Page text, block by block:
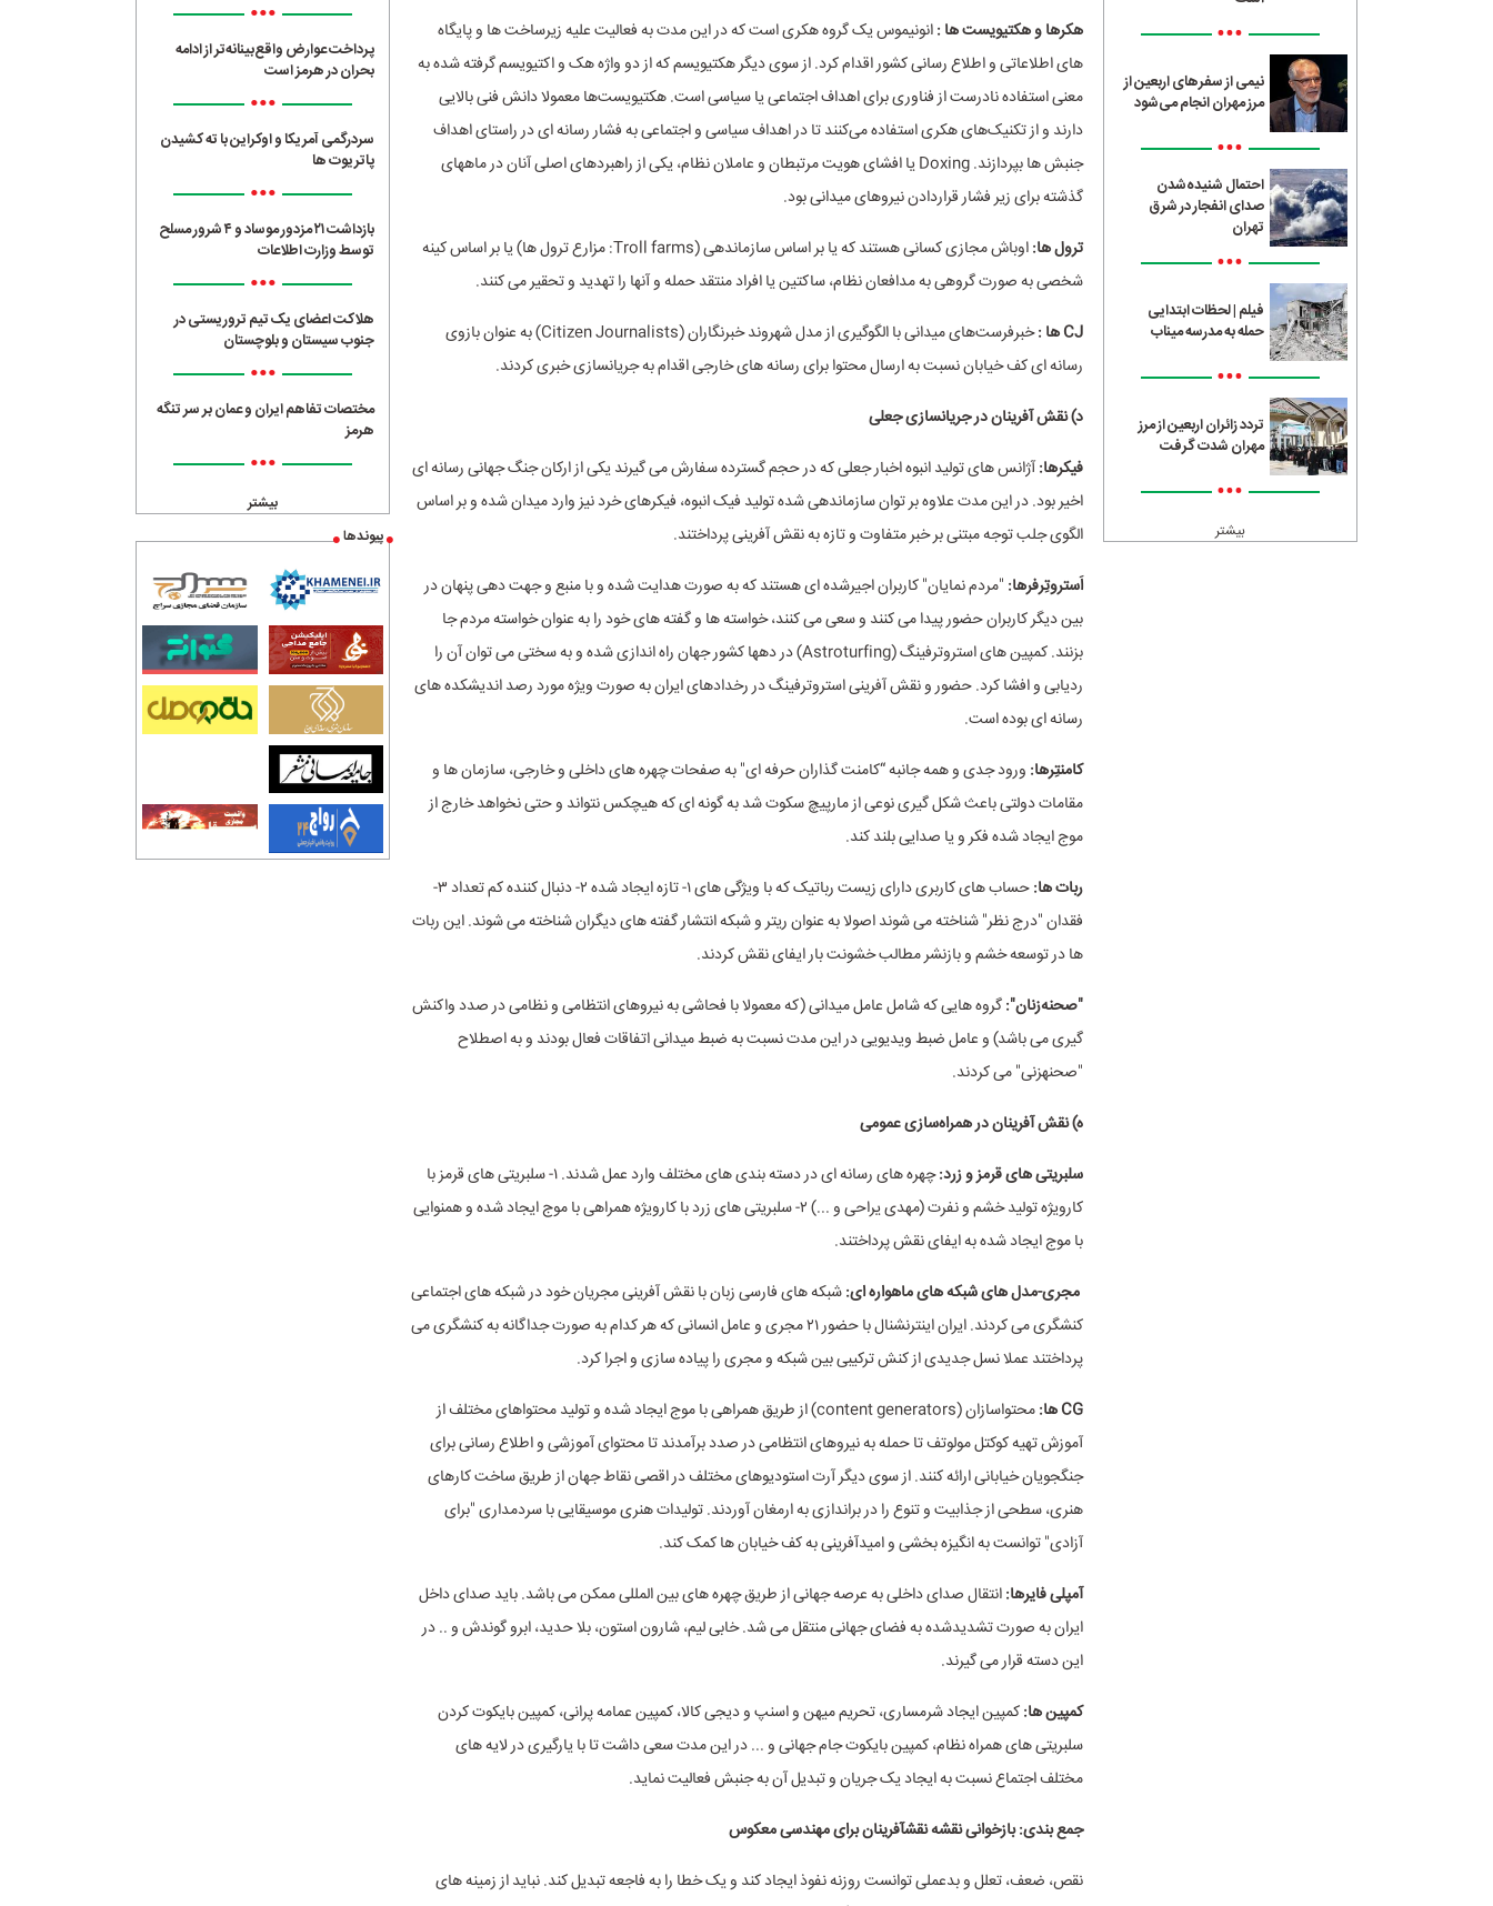
•••
نیمی از سفرهای اربعین از
مرز مهران انجام می‌شود
•••
احتمال شنیده‌شدن
صدای انفجار در شرق
تهران
•••
فیلم | لحظات ابتدایی
حمله به مدرسه میناب
•••
تردد زائران اربعین از مرز
مهران شدت گرفت
•••
بیشتر
هکرها و هکتیویست ها :انونیموس یک گروه هکری است که در این مدت به فعالیت علیه زیرساخت ها و پایگاه
های اطلاعاتی و اطلاع رسانی کشور اقدام کرد. از سوی دیگر هکتیویسم که از دو واژه هک و اکتیویسم گرفته شده به
معنی استفاده نادرست از فناوری برای اهداف اجتماعی یا سیاسی است. هکتیویست‌ها معمولا دانش فنی بالایی
دارند و از تکنیک‌های هکری استفاده می‌کنند تا در اهداف سیاسی و اجتماعی به فشار رسانه ای در راستای اهداف
جنبش ها بپردازند. Doxing یا افشای هویت مرتبطان و عاملان نظام، یکی از راهبردهای اصلی آنان در ماههای
گذشته برای زیر فشار قراردادن نیروهای میدانی بود.
ترول ها:
اوباش مجازی کسانی هستند که یا بر اساس سازماندهی (Troll farms: مزارع ترول ها) یا بر اساس کینه
شخصی به صورت گروهی به مدافعان نظام، ساکتین یا افراد منتقد حمله و آنها را تهدید و تحقیر می کنند.
CJ ها :
خبرفرست‌های میدانی با الگوگیری از مدل شهروند خبرنگاران (Citizen Journalists) به عنوان بازوی
رسانه ای کف خیابان نسبت به ارسال محتوا برای رسانه های خارجی اقدام به جریانسازی خبری کردند.
د) نقش آفرینان در جریانسازی جعلی
فیکرها:آژانس های تولید انبوه اخبار جعلی که در حجم گسترده سفارش می گیرند یکی از ارکان جنگ جهانی رسانه ای
اخیر بود. در این مدت علاوه بر توان سازماندهی شده تولید فیک انبوه، فیکرهای خرد نیز وارد میدان شده و بر اساس
الگوی جلب توجه مبتنی بر خبر متفاوت و تازه به نقش آفرینی پرداختند.
اَستروتِرفرها: "مردم نمایان" کاربران اجیرشده ای هستند که به صورت هدایت شده و با منبع و جهت دهی پنهان در
بین دیگر کاربران حضور پیدا می کنند و سعی می کنند، خواسته ها و گفته های خود را به عنوان خواسته مردم جا
بزنند. کمپین های استروترفینگ (Astroturfing) در دهها کشور جهان راه اندازی شده و به سختی می توان آن را
ردیابی و افشا کرد. حضور و نقش آفرینی استروترفینگ در رخدادهای ایران به صورت ویژه مورد رصد اندیشکده های
رسانه ای بوده است.
کامنتِرها: ورود جدی و همه جانبه “کامنت گذاران حرفه ای" به صفحات چهره های داخلی و خارجی، سازمان ها و
مقامات دولتی باعث شکل گیری نوعی از مارپیچ سکوت شد به گونه ای که هیچکس نتواند و حتی نخواهد خارج از
موج ایجاد شده فکر و یا صدایی بلند کند.
ربات ها:
حساب های کاربری دارای زیست رباتیک که با ویژگی های ۱- تازه ایجاد شده ۲- دنبال کننده کم تعداد ۳-
فقدان "درج نظر" شناخته می شوند اصولا به عنوان ریتر و شبکه انتشار گفته های دیگران شناخته می شوند. این ربات
ها در توسعه خشم و بازنشر مطالب خشونت بار ایفای نقش کردند.
"صحنه­‌زنان":گروه هایی که شامل عامل میدانی (که معمولا با فحاشی به نیروهای انتظامی و نظامی در صدد واکنش
گیری می باشد) و عامل ضبط ویدیویی در این مدت نسبت به ضبط میدانی اتفاقات فعال بودند و به اصطلاح
"صحنه­زنی" می کردند.
ه) نقش آفرینان در همراه‌سازی عمومی
سلبریتی های قرمز و زرد:
چهره های رسانه ای در دسته بندی های مختلف وارد عمل شدند. ۱- سلبریتی های قرمز با
کارویژه تولید خشم و نفرت (مهدی یراحی و ...) ۲- سلبریتی های زرد با کارویژه همراهی با موج ایجاد شده و همنوایی
با موج ایجاد شده به ایفای نقش پرداختند.
مجری-مدل های شبکه های ماهواره ای:شبکه های فارسی زبان با نقش آفرینی مجریان خود در شبکه های اجتماعی
کنشگری می کردند. ایران اینترنشنال با حضور ۲۱ مجری و عامل انسانی که هر کدام به صورت جداگانه به کنشگری می
پرداختند عملا نسل جدیدی از کنش ترکیبی بین شبکه و مجری را پیاده سازی و اجرا کرد.
CG ها:
محتواسازان (content generators) از طریق همراهی با موج ایجاد شده و تولید محتواهای مختلف از
آموزش تهیه کوکتل مولوتف تا حمله به نیروهای انتظامی در صدد برآمدند تا محتوای آموزشی و اطلاع رسانی برای
جنگجویان خیابانی ارائه کنند. از سوی دیگر آرت استودیوهای مختلف در اقصی نقاط جهان از طریق ساخت کارهای
هنری، سطحی از جذابیت و تنوع را در براندازی به ارمغان آوردند. تولیدات هنری موسیقایی با سردمداری "برای
آزادی" توانست به انگیزه بخشی و امیدآفرینی به کف خیابان ها کمک کند.
آمپلی فایرها:انتقال صدای داخلی به عرصه جهانی از طریق چهره های بین المللی ممکن می باشد. باید صدای داخل
ایران به صورت تشدیدشده به فضای جهانی منتقل می شد. خابی لیم، شارون استون، بلا حدید، ابرو گوندش و .. در
این دسته قرار می گیرند.
کمپین ها:کمپین ایجاد شرمساری، تحریم میهن و اسنپ و دیجی کالا، کمپین عمامه پرانی، کمپین بایکوت کردن
سلبریتی های همراه نظام، کمپین بایکوت جام جهانی و ... در این مدت سعی داشت تا با یارگیری در لایه های
مختلف اجتماع نسبت به ایجاد یک جریان و تبدیل آن به جنبش فعالیت نماید.
جمع بندی: بازخوانی نقشه نقش­آفرینان برای مهندسی معکوس
نقص، ضعف، تعلل و بدعملی توانست روزنه نفوذ ایجاد کند و یک خطا را به فاجعه تبدیل کند. نباید از زمینه های
•••
پرداخت عوارض واقع‌بینانه‌تر از ادامه
بحران در هرمز است
•••
سردرگمی آمریکا و اوکراین با ته کشیدن
پاتریوت ها
•••
بازداشت ۲۱ مزدور موساد و ۴ شرور مسلح
توسط وزارت اطلاعات
•••
هلاکت اعضای یک تیم تروریستی در
جنوب سیستان و بلوچستان
•••
مختصات تفاهم ایران و عمان بر سر تنگه
هرمز
•••
بیشتر
پیوندها